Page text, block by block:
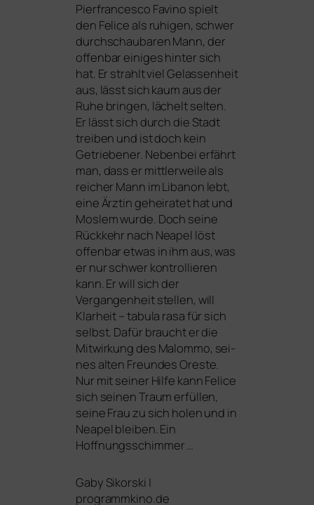
Pierfrancesco Favino spielt
den Felice als ruhi­gen, schwer
durch­schau­ba­ren Mann, der
offen­bar eini­ges hin­ter sich
hat. Er strahlt viel Gelassenheit
aus, lässt sich kaum aus der
Ruhe brin­gen, lächelt sel­ten.
Er lässt sich durch die Stadt
trei­ben und ist doch kein
Getriebener. Nebenbei erfährt
man, dass er mitt­ler­wei­le als
rei­cher Mann im Libanon lebt,
eine Ärztin gehei­ra­tet hat und
Moslem wur­de. Doch sei­ne
Rückkehr nach Neapel löst
offen­bar etwas in ihm aus, was
er nur schwer kon­trol­lie­ren
kann. Er will sich der
Vergangenheit stel­len, will
Klarheit – tabu­la rasa für sich
selbst. Dafür braucht er die
Mitwirkung des Malommo, sei­
nes alten Freundes Oreste.
Nur mit sei­ner Hilfe kann Felice
sich sei­nen Traum erfül­len,
sei­ne Frau zu sich holen und in
Neapel blei­ben. Ein
Hoffnungsschimmer …
Gaby Sikorski |
programmkino.de